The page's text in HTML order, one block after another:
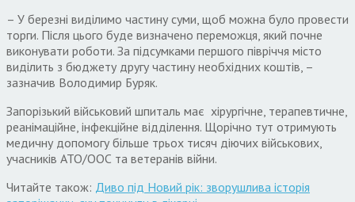
– У березні виділимо частину суми, щоб можна було провести
торги. Після цього буде визначено переможця, який почне
виконувати роботи. За підсумками першого півріччя місто
виділить з бюджету другу частину необхідних коштів, –
зазначив Володимир Буряк.
Запорізький військовий шпиталь має хірургічне, терапевтичне,
реанімаційне, інфекційне відділення. Щорічно тут отримують
медичну допомогу більше трьох тисяч діючих військових,
учасників АТО/ООС та ветеранів війни.
Читайте також: Диво під Новий рік: зворушлива історія